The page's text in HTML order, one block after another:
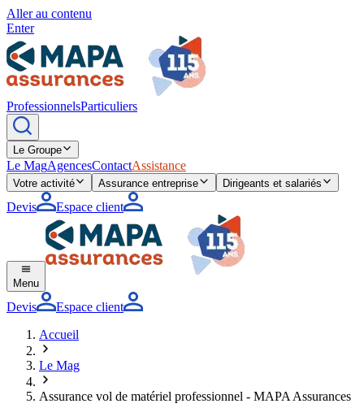
Aller au contenu
Enter
ProfessionnelsParticuliers
Le Groupe
Le MagAgencesContactAssistance
Votre activité Assurance entreprise Dirigeants et salariés
Devis Espace client
Menu
Devis
Espace client
Accueil
Le Mag
Assurance vol de matériel professionnel - MAPA Assurances